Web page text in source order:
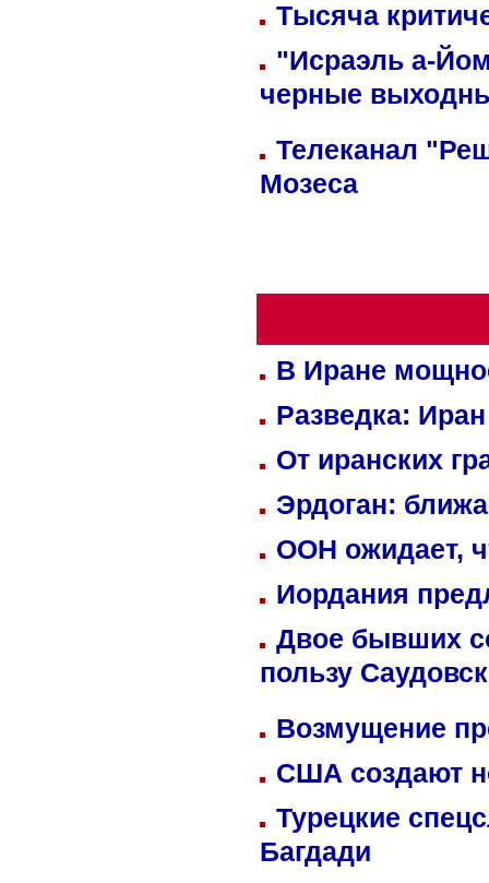
Тысяча
"Исраэль а-
черные
Телеканал
Мозеса
В Иране
Разведка:
От иранских
Эрдоган:
ООН ожидает,
Иордания
Двое бывших
пользу
Возмущение
США создают
Турецкие
Багдади